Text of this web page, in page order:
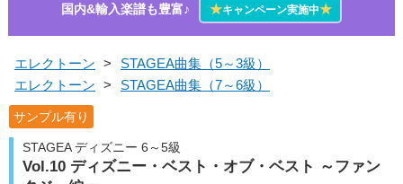
国内&輸入楽譜も豊富♪
★キャンペーン実施中★
エレクトーン >
STAGEA曲集（5～3級）
エレクトーン > STAGEA曲集（7～6級）
サンプル有り
STAGEA ディズニー 6～5級
Vol.10 ディズニー・ベスト・オブ・ベスト ～ファン